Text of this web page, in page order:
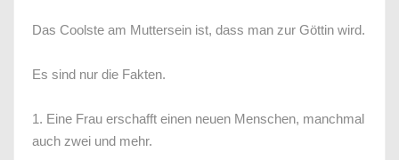
Das Coolste am Muttersein ist, dass man zur Göttin wird.
Es sind nur die Fakten.
1. Eine Frau erschafft einen neuen Menschen, manchmal
auch zwei und mehr.